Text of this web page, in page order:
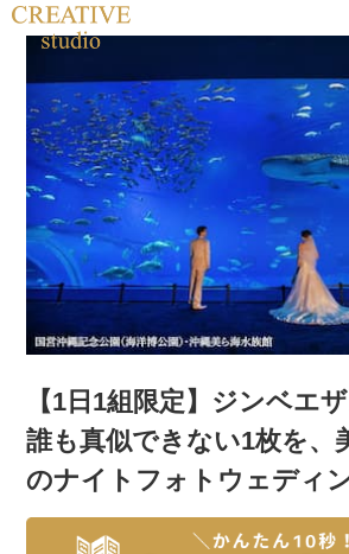
【1日1組限定】ジンベエ
誰も真似できない1枚を、
のナイトフォトウェディ